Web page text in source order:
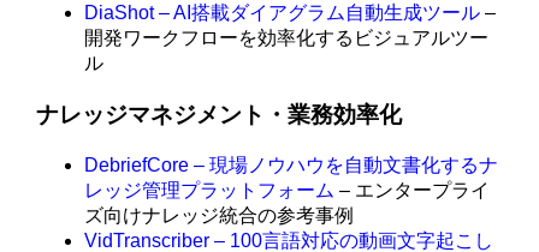
DiaShot – AI搭載ダイアグラム自動生成ツール –
開発ワークフローを効率化するビジュアルツー
ル
ナレッジマネジメント・業務効率化
DebriefCore – 現場ノウハウを自動文書化するナ
レッジ管理プラットフォーム – エンタープライ
ズ向けナレッジ統合の参考事例
VidTranscriber – 100言語対応の動画文字起こし